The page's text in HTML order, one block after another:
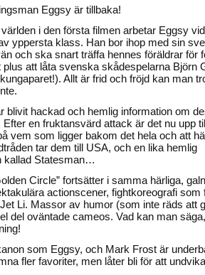
Eggsy är tillbaka!
i den första filmen arbetar Eggsy
yppersta klass. Han bor ihop med sin
och ska snart träffa hennes föräldrar för
att låta svenska skådespelarna Björn
Allt är frid och fröjd kan man
blivit hackad och hemlig information om
Efter en fruktansvärd attack är det nu upp
vem som ligger bakom det hela och att
tar dem till USA, och en lika hemlig
kallad Statesman…
Circle” fortsätter i samma härliga,
actionscener, fightkoreografi som
Li. Massor av humor (som inte räds att
del oväntade cameos. Vad kan man
som Eggsy, och Mark Frost är
fler favoriter, men låter bli för att